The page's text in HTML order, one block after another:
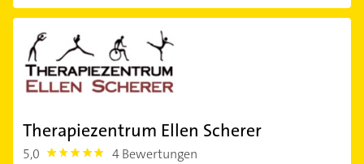
Therapiezentrum Ellen Scherer
5,0 5.0 4 Bewertungen